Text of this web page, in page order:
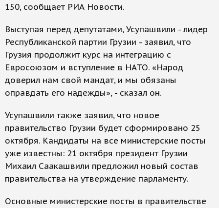
150, сообщает РИА Новости.
Выступая перед депутатами, Усупашвили - лидер
Республиканской партии Грузии - заявил, что
Грузия продолжит курс на интеграцию с
Евросоюзом и вступление в НАТО. «Народ
доверил нам свой мандат, и мы обязаны
оправдать его надежды», - сказал он.
Усупашвили также заявил, что новое
правительство Грузии будет сформировано 25
октября. Кандидаты на все министерские посты
уже известны: 21 октября президент Грузии
Михаил Саакашвили предложил новый состав
правительства на утверждение парламенту.
Основные министерские посты в правительстве